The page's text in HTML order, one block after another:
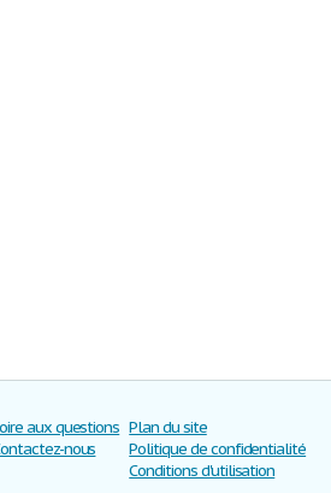
aux questions
nous
Plan du site
Politique de confidentialité
Conditions d'utilisation